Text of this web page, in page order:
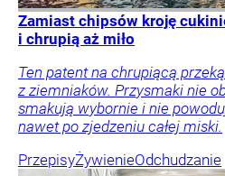
Zamiast chipsów kroję
i chrupią aż miło
Ten patent na chrupiącą
z ziemniaków. Przysmaki nie
smakują wybornie i nie
nawet po zjedzeniu całej miski.
PrzepisyŻywienieOdchudzanie